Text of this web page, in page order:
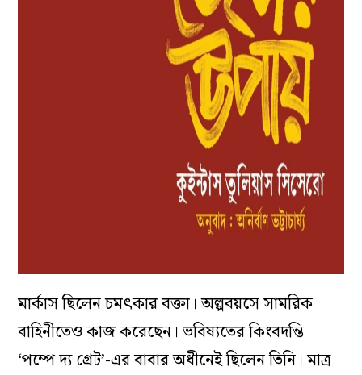
মার্কাস ছিলেন চমৎকার বক্তা। অল্পবয়সে সামরিক
বাহিনীতেও কাজ করেছেন। ভবিষ্যতের কিংবদন্তি
‘পম্পে দ্য গ্রেট’-এর বাবার অধীনেই ছিলেন তিনি। মাত্র